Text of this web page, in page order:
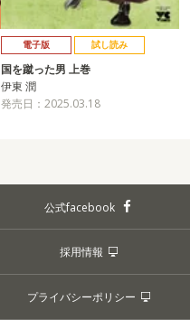
電子版 試し読み
国を蹴った男 上巻
伊東 潤
発売日：2025.03.18
公式facebook
採用情報
プライバシーポリシー